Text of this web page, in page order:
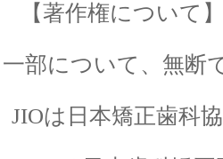
【著作権について
一部について、無断
JIOは日本矯正歯科